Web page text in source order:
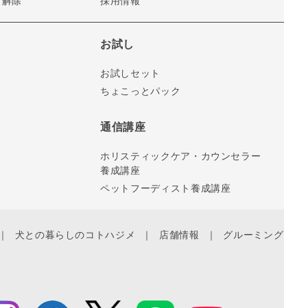
お試し
お試しセット
ちょこっとパック
通信講座
ホリスティックケア・カウンセラー
養成講座
ペットフーディスト養成講座
犬との暮らしのコトハジメ 店舗情報 グルーミング